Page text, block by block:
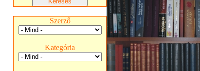
Szerző
Kategória